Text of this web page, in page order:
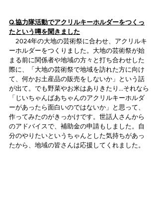
Q.協力隊活動でアクリルキーホルダーをつくっ
たという噂を聞きました
2024年の大地の芸術祭に合わせ、アクリルキ
ーホルダーをつくりました。大地の芸術祭が始
まる前に関係者や地域の方々と打ち合わせした
際に、「大地の芸術祭で地域を訪れた方に向け
て、何かお土産品の販売をしないか」という話
が出て。でも野菜やお米はありきたり…それなら
「じいちゃんばあちゃんのアクリルキーホルダ
ーがあったら面白いのではないか」と思って、
作ってみたのがきっかけです。世話人さんから
のアドバイスで、補助金の申請もしました。自
分のやりたいというちゃんとした気持ちがあっ
たから、地域の皆さんは応援してくれました。